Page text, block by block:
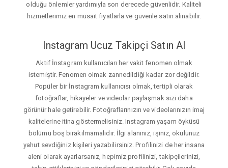
olduğu önlemler yardımıyla son derecede güvenlidir. Kaliteli
hizmetlerimiz en müsait fiyatlarla ve güvenle satın alınabilir.
Instagram Ucuz Takipçi Satın Al
Aktif İnstagram kullanıcıları her vakit fenomen olmak
istemiştir. Fenomen olmak zannedildiği kadar zor değildir.
Popüler bir İnstagram kullanıcısı olmak, tertipli olarak
fotoğraflar, hikayeler ve videolar paylaşmak sizi daha
görünür hale getirebilir. Fotoğraflarınızın ve videolarınızın imaj
kalitelerine itina göstermelisiniz. Instagram yaşam öyküsü
bölümü boş bırakılmamalıdır. İlgi alanınız, işiniz, okulunuz
yahut sevdiğiniz kişileri yazabilirsiniz. Profilinizi de her insana
aleni olarak ayarlarsanız, hepimiz profilinizi, takipçilerinizi,